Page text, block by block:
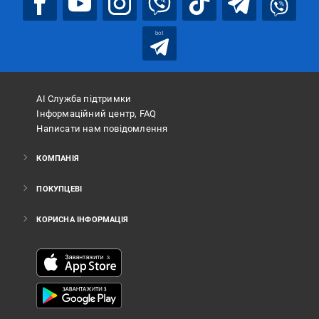
bot
АІ Служба підтримки
Інформаційний центр, FAQ
Написати нам повідомлення
КОМПАНІЯ
ПОКУПЦЕВІ
КОРИСНА ІНФОРМАЦІЯ